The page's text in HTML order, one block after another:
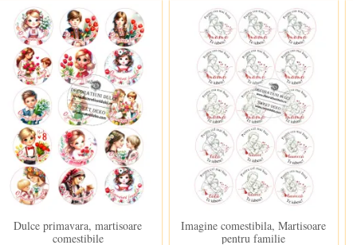
In stoc
Dulce primavara, martisoare
comestibile
In stoc
Imagine comestibila, Martisoare
pentru familie